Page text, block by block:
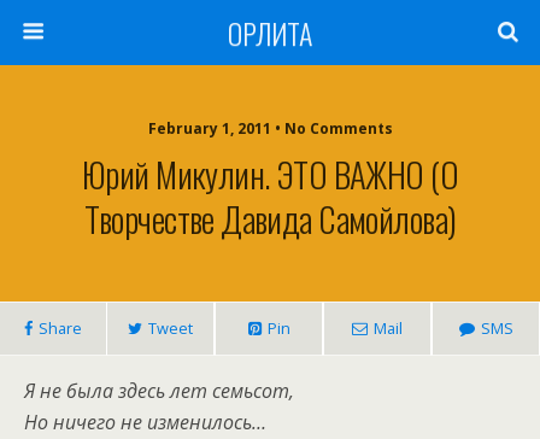
ОРЛИТА
February 1, 2011 • No Comments
Юрий Микулин. ЭТО ВАЖНО (о
Творчестве Давида Самойлова)
Share Tweet Pin Mail SMS
Я не была здесь лет семьсот,
Но ничего не изменилось…